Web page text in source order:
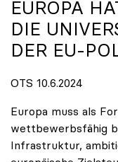
EUROPA
DIE
DER EU-
OTS 10.6.2024
Europa muss als
wettbewerbsfähig
Infrastruktur,